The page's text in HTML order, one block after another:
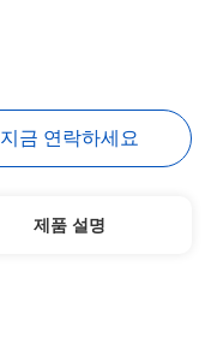
지금 연락하세요
제품 설명